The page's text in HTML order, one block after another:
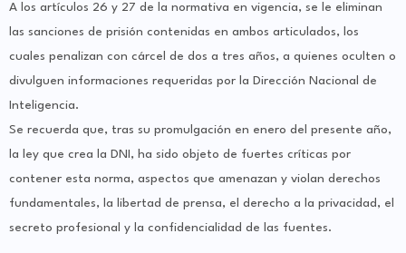
A los artículos 26 y 27 de la normativa en vigencia, se le eliminan
las sanciones de prisión contenidas en ambos articulados, los
cuales penalizan con cárcel de dos a tres años, a quienes oculten o
divulguen informaciones requeridas por la Dirección Nacional de
Inteligencia.
Se recuerda que, tras su promulgación en enero del presente año,
la ley que crea la DNI, ha sido objeto de fuertes críticas por
contener esta norma, aspectos que amenazan y violan derechos
fundamentales, la libertad de prensa, el derecho a la privacidad, el
secreto profesional y la confidencialidad de las fuentes.